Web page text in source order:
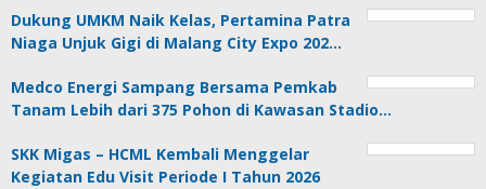
Dukung UMKM Naik Kelas, Pertamina Patra
Niaga Unjuk Gigi di Malang City Expo 202…
Medco Energi Sampang Bersama Pemkab
Tanam Lebih dari 375 Pohon di Kawasan Stadio…
SKK Migas – HCML Kembali Menggelar
Kegiatan Edu Visit Periode I Tahun 2026